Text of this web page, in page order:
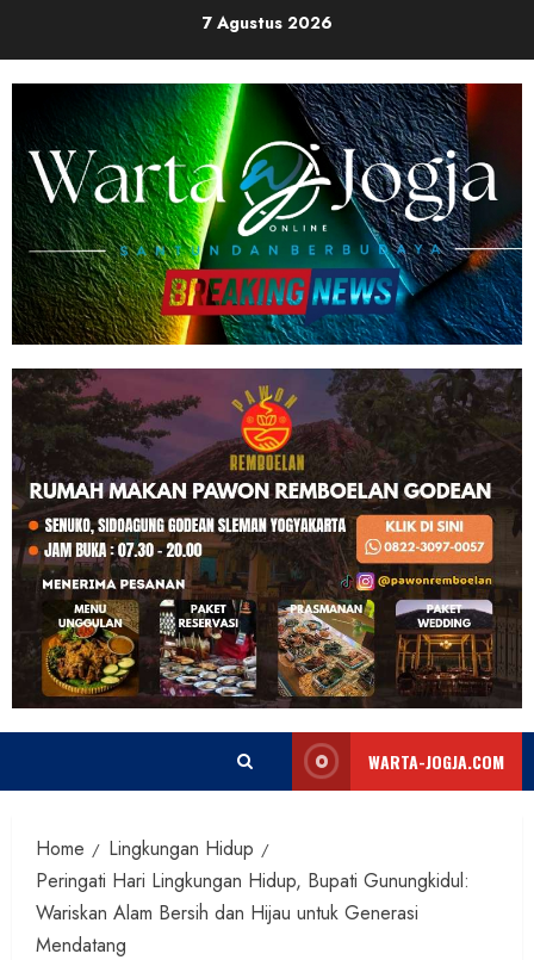
content
7 Agustus 2026
WARTA-JOGJA.COM
Home
Lingkungan Hidup
Peringati Hari Lingkungan Hidup, Bupati Gunungkidul:
Wariskan Alam Bersih dan Hijau untuk Generasi
Mendatang